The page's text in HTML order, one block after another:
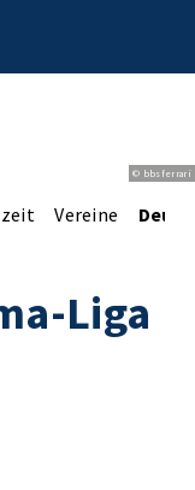
© bbsferrari
Vereine
Liga